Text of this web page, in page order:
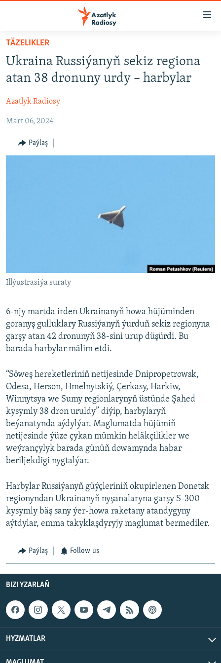
Esasy
dolan
Esasy
dolan
dolan
TÜRKMENISTAN
MERKEZI AZIÝA
MULTIMEDIA
AZATLYK WIDEO
AZAT ADALGA
PETIKLENEN WEBSAÝTA GIRMEGIŇ ÝOLLARY
Русский
TÄZELIKLER
Ukraina Russiýanyň sekiz regiona
atan 38 dronuny urdy – harbylar
Azatlyk Radiosy
Mart 06, 2024
Paýlaş
Illýustrasiýa suraty
6-njy martda irden Ukrainanyň howa hüjüminden
goranyş gulluklary Russiýanyň ýurduň sekiz regionyna
garşy atan 42 dronunyň 38-sini urup düşürdi. Bu
barada harbylar mälim etdi.
“Söweş hereketleriniň netijesinde Dnipropetrowsk,
Odesa, Herson, Hmelnytskiý, Çerkasy, Harkiw,
Winnytsya we Sumy regionlarynyň üstünde Şahed
kysymly 38 dron uruldy” diýip, harbylaryň
beýanatynda aýdylýar. Maglumatda hüjümiň
netijesinde ýüze çykan mümkin heläkçilikler we
weýrançylyk barada günüň dowamynda habar
beriljekdigi nygtalýar.
Harbylar Russiýanyň güýçleriniň okupirlenen Donetsk
regionyndan Ukrainanyň nyşanalaryna garşy S-300
kysymly bäş sany ýer-howa raketany atandygyny
aýtdylar, emma takyklaşdyryjy maglumat bermediler.
Paýlaş Follow us
BIZI YZARLAŇ
HYZMATLAR